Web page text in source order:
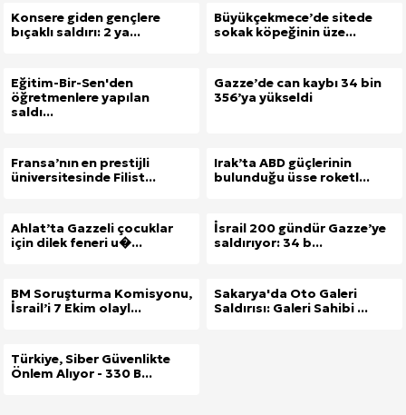
Konsere giden gençlere
bıçaklı saldırı: 2 ya...
Büyükçekmece’de sitede
sokak köpeğinin üze...
Eğitim-Bir-Sen'den
öğretmenlere yapılan
saldı...
Gazze’de can kaybı 34 bin
356’ya yükseldi
Fransa’nın en prestijli
üniversitesinde Filist...
Irak’ta ABD güçlerinin
bulunduğu üsse roketl...
Ahlat’ta Gazzeli çocuklar
için dilek feneri u�...
İsrail 200 gündür Gazze’ye
saldırıyor: 34 b...
BM Soruşturma Komisyonu,
İsrail’i 7 Ekim olayl...
Sakarya'da Oto Galeri
Saldırısı: Galeri Sahibi ...
Türkiye, Siber Güvenlikte
Önlem Alıyor - 330 B...